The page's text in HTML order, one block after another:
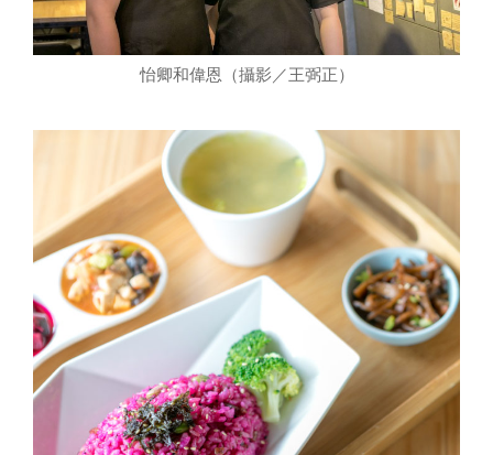
怡卿和偉恩（攝影／王弼正）